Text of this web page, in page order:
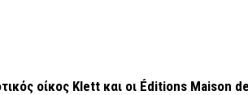
οίκος Klett και οι Éditions Maison